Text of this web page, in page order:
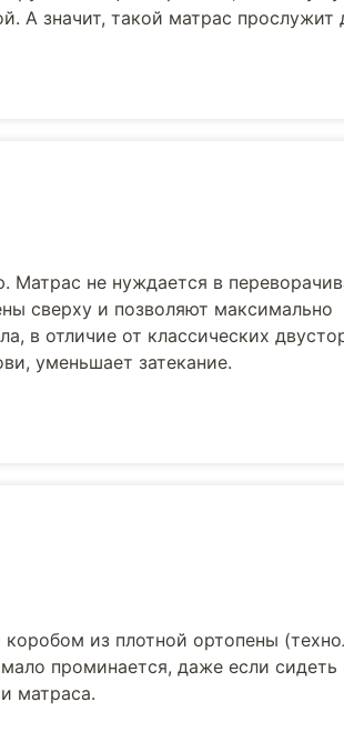
А значит, такой матрас прослужит
Матрас не нуждается в
сверху и позволяют максимально
в отличие от классических
уменьшает затекание.
из плотной ортопены
проминается, даже если сидеть
матраса.